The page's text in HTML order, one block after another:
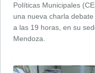
Políticas Municipales
una nueva charla
a las 19 horas, en su
Mendoza.